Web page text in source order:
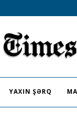
YAXIN ŞƏRQ